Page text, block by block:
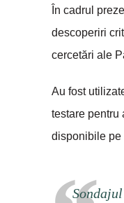
În cadrul
descoperiri
cercetări ale
Au fost
testare pentru
disponibile pe